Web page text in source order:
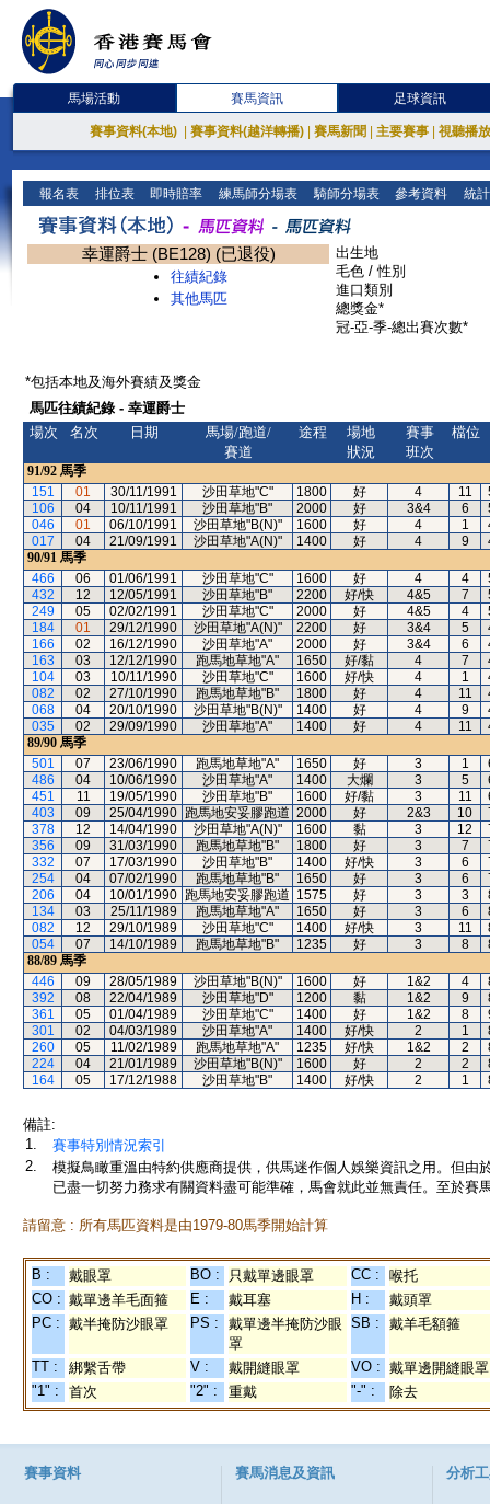
馬場活動 賽馬資訊 足球資訊
賽事資料(本地) 賽事資料(越洋轉播) 賽馬新聞 主要賽事 視聽播
報名表 排位表 即時賠率 練馬師分場表 騎師分場表 參考資料 統
幸運爵士 (BE128) (已退役)
往績紀錄
其他馬匹
出生地
毛色 / 性別
進口類別
總獎金*
冠-亞-季-總出賽次數*
*包括本地及海外賽績及獎金
馬匹往績紀錄 - 幸運爵士
場次
名次 日期
馬場/跑道/
賽道
途程
場地
狀況
賽事
班次
檔位
91/92 馬季
151
01 30/11/1991 沙田草地"C" 1800 好 4 11
106
04 10/11/1991 沙田草地"B" 2000 好 3&4 6
046
01 06/10/1991 沙田草地"B(N)" 1600 好 4 1
017
04 21/09/1991 沙田草地"A(N)" 1400 好 4 9
90/91 馬季
466
06 01/06/1991 沙田草地"C" 1600 好 4 4
432
12 12/05/1991 沙田草地"B" 2200 好/快 4&5 7
249
05 02/02/1991 沙田草地"C" 2000 好 4&5 4
184
01 29/12/1990 沙田草地"A(N)" 2200 好 3&4 5
166
02 16/12/1990 沙田草地"A" 2000 好 3&4 6
163
03 12/12/1990 跑馬地草地"A" 1650 好/黏 4 7
104
03 10/11/1990 沙田草地"C" 1600 好/快 4 1
082
02 27/10/1990 跑馬地草地"B" 1800 好 4 11
068
04 20/10/1990 沙田草地"B(N)" 1400 好 4 9
035
02 29/09/1990 沙田草地"A" 1400 好 4 11
89/90 馬季
501
07 23/06/1990 跑馬地草地"A" 1650 好 3 1
486
04 10/06/1990 沙田草地"A" 1400 大爛 3 5
451
11 19/05/1990 沙田草地"B" 1600 好/黏 3 11
403
09 25/04/1990 跑馬地安妥膠跑道 2000 好 2&3 10
378
12 14/04/1990 沙田草地"A(N)" 1600 黏 3 12
356
09 31/03/1990 跑馬地草地"B" 1800 好 3 7
332
07 17/03/1990 沙田草地"B" 1400 好/快 3 6
254
04 07/02/1990 跑馬地草地"B" 1650 好 3 6
206
04 10/01/1990 跑馬地安妥膠跑道 1575 好 3 3
134
03 25/11/1989 跑馬地草地"A" 1650 好 3 6
082
12 29/10/1989 沙田草地"C" 1400 好/快 3 11
054
07 14/10/1989 跑馬地草地"B" 1235 好 3 8
88/89 馬季
446
09 28/05/1989 沙田草地"B(N)" 1600 好 1&2 4
392
08 22/04/1989 沙田草地"D" 1200 黏 1&2 9
361
05 01/04/1989 沙田草地"C" 1400 好 1&2 8
301
02 04/03/1989 沙田草地"A" 1400 好/快 2 1
260
05 11/02/1989 跑馬地草地"A" 1235 好/快 1&2 2
224
04 21/01/1989 沙田草地"B(N)" 1600 好 2 2
164
05 17/12/1988 沙田草地"B" 1400 好/快 2 1
備註:
1.
賽事特別情況索引
2.
模擬鳥瞰重溫由特約供應商提供，供馬迷作個人娛樂資訊之用。但
已盡一切努力務求有關資料盡可能準確，馬會就此並無責任。至於賽
請留意 : 所有馬匹資料是由1979-80馬季開始計算
B : 戴眼罩 BO : 只戴單邊眼罩 CC :
喉托
CO : 戴單邊羊毛面箍 E : 戴耳塞 H :
戴頭罩
PC : 戴半掩防沙眼罩 PS :
戴單邊半掩防沙眼
罩
SB : 戴羊毛額箍
TT : 綁繫舌帶 V : 戴開縫眼罩 VO : 戴單邊開縫眼罩
"1" :
首次 "2" : 重戴 "-" : 除去
賽事資料 賽馬消息及資訊 分析